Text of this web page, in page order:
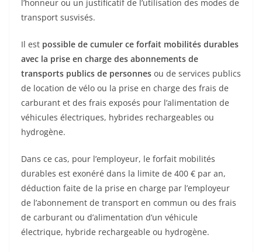
l’honneur ou un justificatif de l’utilisation des modes de
transport susvisés.
Il est possible de cumuler ce forfait mobilités durables
avec la prise en charge des abonnements de
transports publics de personnes ou de services publics
de location de vélo ou la prise en charge des frais de
carburant et des frais exposés pour l’alimentation de
véhicules électriques, hybrides rechargeables ou
hydrogène.
Dans ce cas, pour l’employeur, le forfait mobilités
durables est exonéré dans la limite de 400 € par an,
déduction faite de la prise en charge par l’employeur
de l’abonnement de transport en commun ou des frais
de carburant ou d’alimentation d’un véhicule
électrique, hybride rechargeable ou hydrogène.